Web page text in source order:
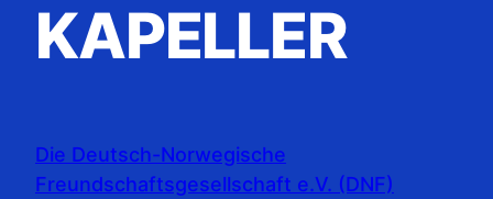
KAPELLER
Die Deutsch-Norwegische
Freundschaftsgesellschaft e.V. (DNF)